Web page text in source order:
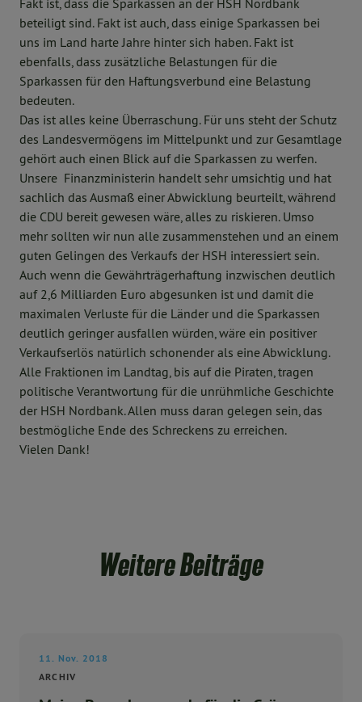
Fakt ist, dass die Sparkassen an der HSH Nordbank
beteiligt sind. Fakt ist auch, dass einige Sparkassen bei
uns im Land harte Jahre hinter sich haben. Fakt ist
ebenfalls, dass zusätzliche Belastungen für die
Sparkassen für den Haftungsverbund eine Belastung
bedeuten.
Das ist alles keine Überraschung. Für uns steht der Schutz
des Landesvermögens im Mittelpunkt und zur Gesamtlage
gehört auch einen Blick auf die Sparkassen zu werfen.
Unsere Finanzministerin handelt sehr umsichtig und hat
sachlich das Ausmaß einer Abwicklung beurteilt, während
die CDU bereit gewesen wäre, alles zu riskieren. Umso
mehr sollten wir nun alle zusammenstehen und an einem
guten Gelingen des Verkaufs der HSH interessiert sein.
Auch wenn die Gewährträgerhaftung inzwischen deutlich
auf 2,6 Milliarden Euro abgesunken ist und damit die
maximalen Verluste für die Länder und die Sparkassen
deutlich geringer ausfallen würden, wäre ein positiver
Verkaufserlös natürlich schonender als eine Abwicklung.
Alle Fraktionen im Landtag, bis auf die Piraten, tragen
politische Verantwortung für die unrühmliche Geschichte
der HSH Nordbank. Allen muss daran gelegen sein, das
bestmögliche Ende des Schreckens zu erreichen.
Vielen Dank!
Weitere Beiträge
11. Nov. 2018
ARCHIV